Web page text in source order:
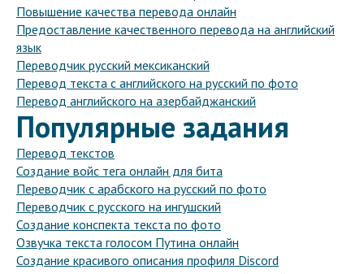
Повышение качества перевода онлайн
Предоставление качественного перевода на английский
язык
Переводчик русский мексиканский
Перевод текста с английского на русский по фото
Перевод английского на азербайджанский
Популярные задания
Перевод текстов
Создание войс тега онлайн для бита
Переводчик с арабского на русский по фото
Переводчик с русского на ингушский
Создание конспекта текста по фото
Озвучка текста голосом Путина онлайн
Создание красивого описания профиля Discord